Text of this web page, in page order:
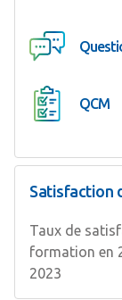
QCM
Satisfaction
Taux de
formation en
2023